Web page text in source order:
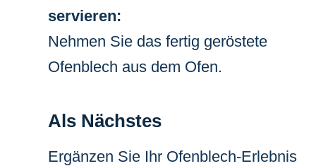
servieren:
Nehmen Sie das fertig geröstete
Ofenblech aus dem Ofen.
Als Nächstes
Ergänzen Sie Ihr Ofenblech-Erlebnis